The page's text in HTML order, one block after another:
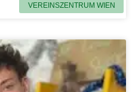
VEREINSZENTRUM WIEN